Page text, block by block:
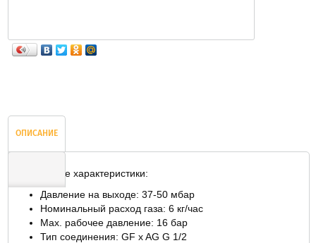
ОПИСАНИЕ
ОТЗЫВЫ
Технические характеристики:
Давление на выходе: 37-50 мбар
Номинальный расход газа: 6 кг/час
Max. рабочее давление: 16 бар
Тип соединения: GF x AG G 1/2